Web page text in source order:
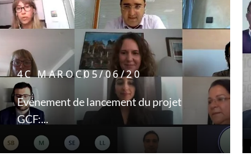
4C MAROC05/06/20
Evénement de lancement du projet
GCF:...